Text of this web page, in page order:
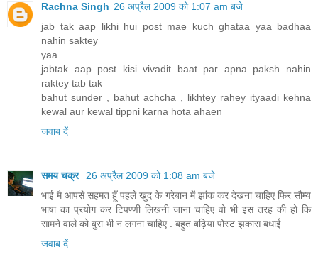
Rachna Singh 26 अप्रैल 2009 को 1:07 am बजे
jab tak aap likhi hui post mae kuch ghataa yaa badhaa
nahin saktey
yaa
jabtak aap post kisi vivadit baat par apna paksh nahin
raktey tab tak
bahut sunder , bahut achcha , likhtey rahey ityaadi kehna
kewal aur kewal tippni karna hota ahaen
जवाब दें
समय चक्र
26 अप्रैल 2009 को 1:08 am बजे
भाई मै आपसे सहमत हूँ पहले खुद के गरेबान में झांक कर देखना चाहिए फिर सौम्य
भाषा का प्रयोग कर टिपण्णी लिखनी जाना चाहिए वो भी इस तरह की हो कि
सामने वाले को बुरा भी न लगना चाहिए . बहुत बढ़िया पोस्ट झकास बधाई
जवाब दें